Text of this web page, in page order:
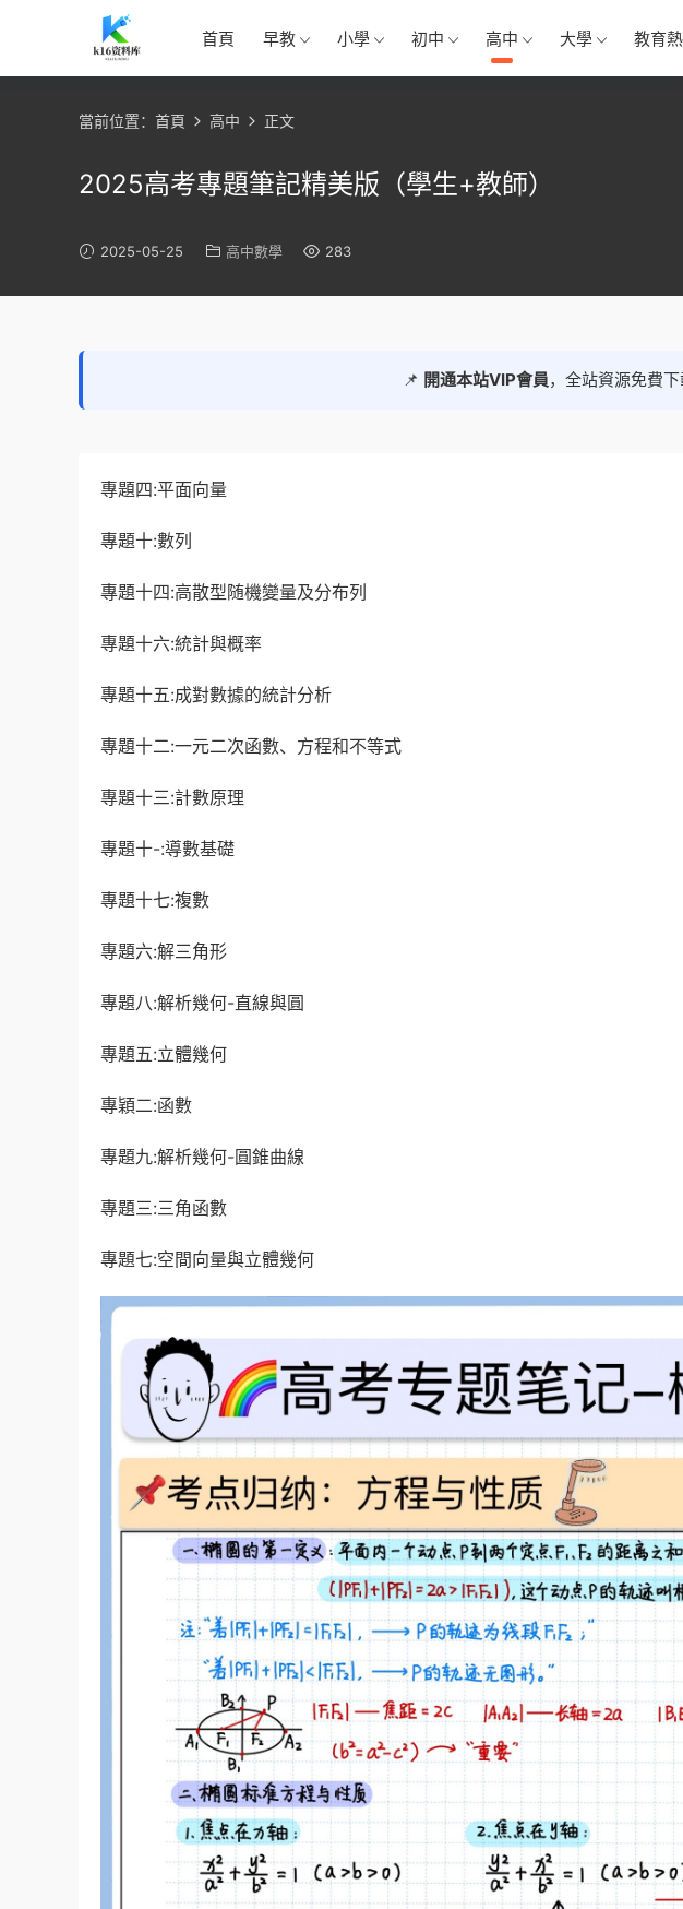
首頁 早教 小學 初中 高中 大學 教育
當前位置： 首頁 高中 正文
2025高考專題筆記精美版（學生+教師）
2025-05-25 高中數學 283
📌 開通本站VIP會員，全站資源免費
專題四:平面向量
專題十:數列
專題十四:高散型随機變量及分布列
專題十六:統計與概率
專題十五:成對數據的統計分析
專題十二:一元二次函數、方程和不等式
專題十三:計數原理
專題十-:導數基礎
專題十七:複數
專題六:解三角形
專題八:解析幾何-直線與圓
專題五:立體幾何
專穎二:函數
專題九:解析幾何-圓錐曲線
專題三:三角函數
專題七:空間向量與立體幾何